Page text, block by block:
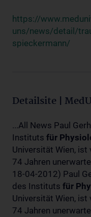
https://
uns/news/detail/
spieckermann/
Detailsite |
...All News Paul
Instituts für
Universität Wien, ist
74 Jahren
18-04-2012) Paul
des Instituts für
Universität Wien, ist
74 Jahren